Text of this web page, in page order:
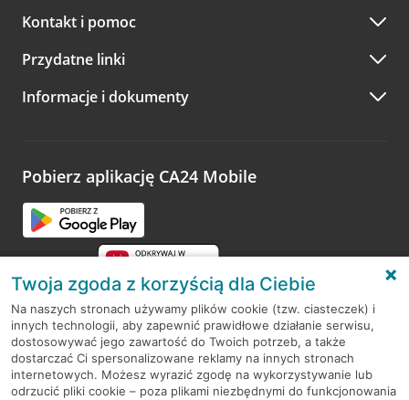
Kontakt i pomoc
Przydatne linki
Informacje i dokumenty
Pobierz aplikację CA24 Mobile
RODO
Regulamin serwisu
Twoja zgoda z korzyścią dla Ciebie
Na naszych stronach używamy plików cookie (tzw. ciasteczek) i
innych technologii, aby zapewnić prawidłowe działanie serwisu,
dostosowywać jego zawartość do Twoich potrzeb, a także
dostarczać Ci spersonalizowane reklamy na innych stronach
internetowych. Możesz wyrazić zgodę na wykorzystywanie lub
odrzucić pliki cookie – poza plikami niezbędnymi do funkcjonowania